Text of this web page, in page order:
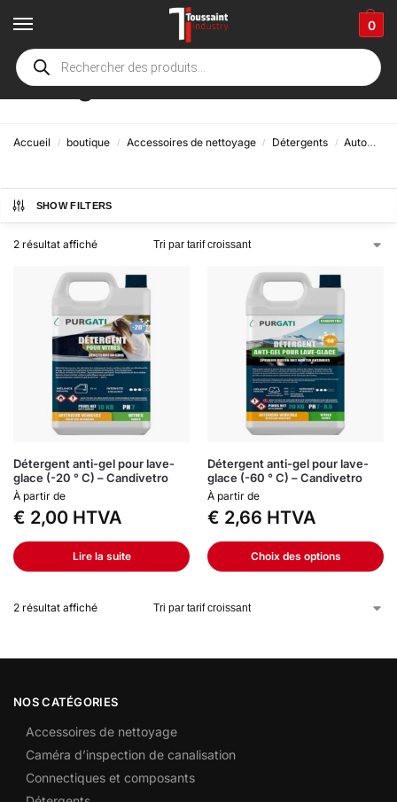
0
Anti-gel
Accueil / boutique / Accessoires de nettoyage / Détergents / Automobile
SHOW FILTERS
2 résultat affiché
Détergent anti-gel pour lave-
glace (-20 ° C) – Candivetro
À partir de
€ 2,00 HTVA
Lire la suite
Détergent anti-gel pour lave-
glace (-60 ° C) – Candivetro
À partir de
€ 2,66 HTVA
Choix des options
2 résultat affiché
NOS CATÉGORIES
Accessoires de nettoyage
Caméra d’inspection de canalisation
Connectiques et composants